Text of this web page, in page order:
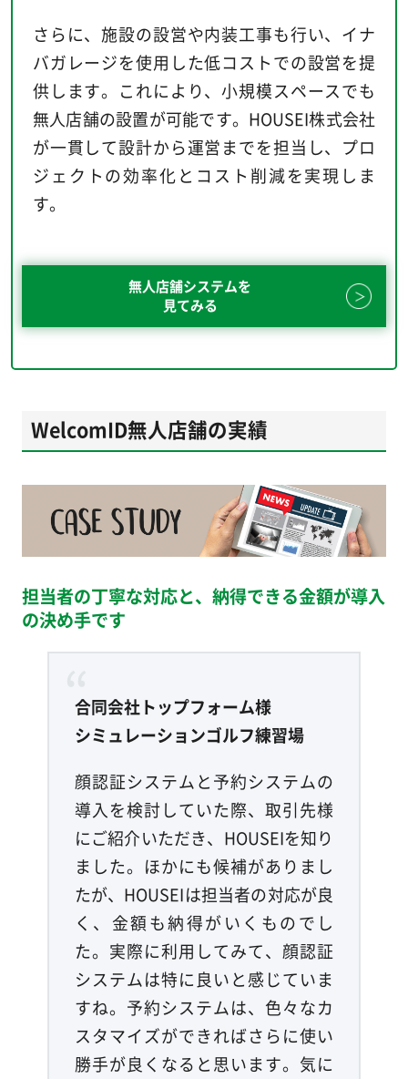
さらに、施設の設営や内装工事も行い、イナ
バガレージを使用した低コストでの設営を提
供します。これにより、小規模スペースでも
無人店舗の設置が可能です。HOUSEI株式会社
が一貫して設計から運営までを担当し、プロ
ジェクトの効率化とコスト削減を実現しま
す。
無人店舗システムを
見てみる
WelcomID無人店舗の実績
担当者の丁寧な対応と、納得できる金額が導入
の決め手です
合同会社トップフォーム様
シミュレーションゴルフ練習場
顔認証システムと予約システムの
導入を検討していた際、取引先様
にご紹介いただき、HOUSEIを知り
ました。ほかにも候補がありまし
たが、HOUSEIは担当者の対応が良
く、金額も納得がいくものでし
た。実際に利用してみて、顔認証
システムは特に良いと感じていま
すね。予約システムは、色々なカ
スタマイズができればさらに使い
勝手が良くなると思います。気に